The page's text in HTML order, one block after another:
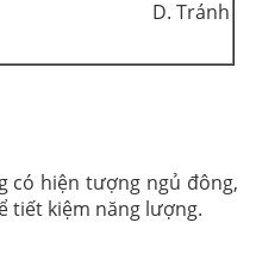
thù D. Tránh
có hiện tượng ngủ đông,
tiết kiệm năng lượng.